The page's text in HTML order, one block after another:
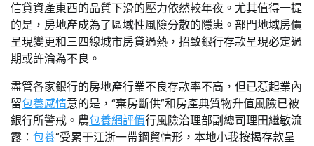
信貸資產東西的品質下滑的壓力依然較年夜。尤其值得一提
的是，房地產成為了區域性風險分散的隱患。部門地域房價
呈現變更和三四線城市房貸過熱，招致銀行存款呈現必定過
期或許淪為不良。
盡管各家銀行的房地產行業不良存款率不高，但已惹起業內
留包養感情意的是，“棄房斷供”和房產典質物升值風險已被
銀行所警戒。農包養網評價行風險治理部副總司理田繼敏流
露： 包養“受累于江浙一帶鋼貿情形，本地小我按揭存款呈